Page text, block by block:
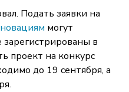
Подать заявки на
могут
в
проект на конкурс
до 19 сентября, а